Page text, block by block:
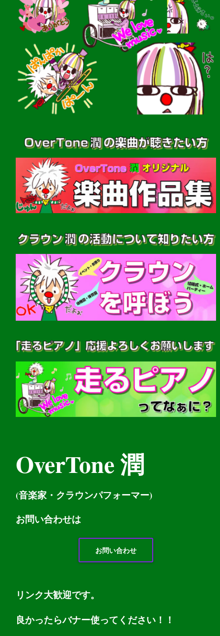
OverTone 潤
(音楽家・クラウンパフォーマー)
お問い合わせは
お問い合わせ
リンク大歓迎です。
良かったらバナー使ってください！！